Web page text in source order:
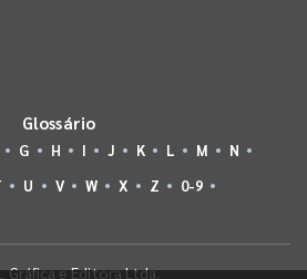
Glossário
G H I J K L M
N
U V W X Z 0-9
e Editora Ltda.